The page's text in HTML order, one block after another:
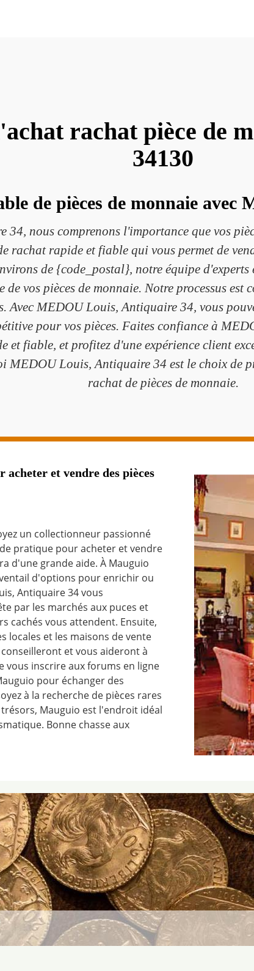
rachat pièce de
34130
de pièces de monnaie
nous comprenons l'importance que vos
rachat rapide et fiable qui vous permet de
de {code_postal}, notre équipe
vos pièces de monnaie. Notre processus
Avec MEDOU Louis, Antiquaire 34, vous
pour vos pièces. Faites confiance à
et fiable, et profitez d'une expérience client
MEDOU Louis, Antiquaire 34 est le choix de
rachat de pièces de monnaie.
et vendre des pièces
un collectionneur passionné
pratique pour acheter et vendre
d'une grande aide. À Mauguio
d'options pour enrichir ou
Antiquaire 34 vous
par les marchés aux puces et
cachés vous attendent. Ensuite,
locales et les maisons de vente
et vous aideront à
vous inscrire aux forums en ligne
pour échanger des
à la recherche de pièces rares
Mauguio est l'endroit idéal
Bonne chasse aux